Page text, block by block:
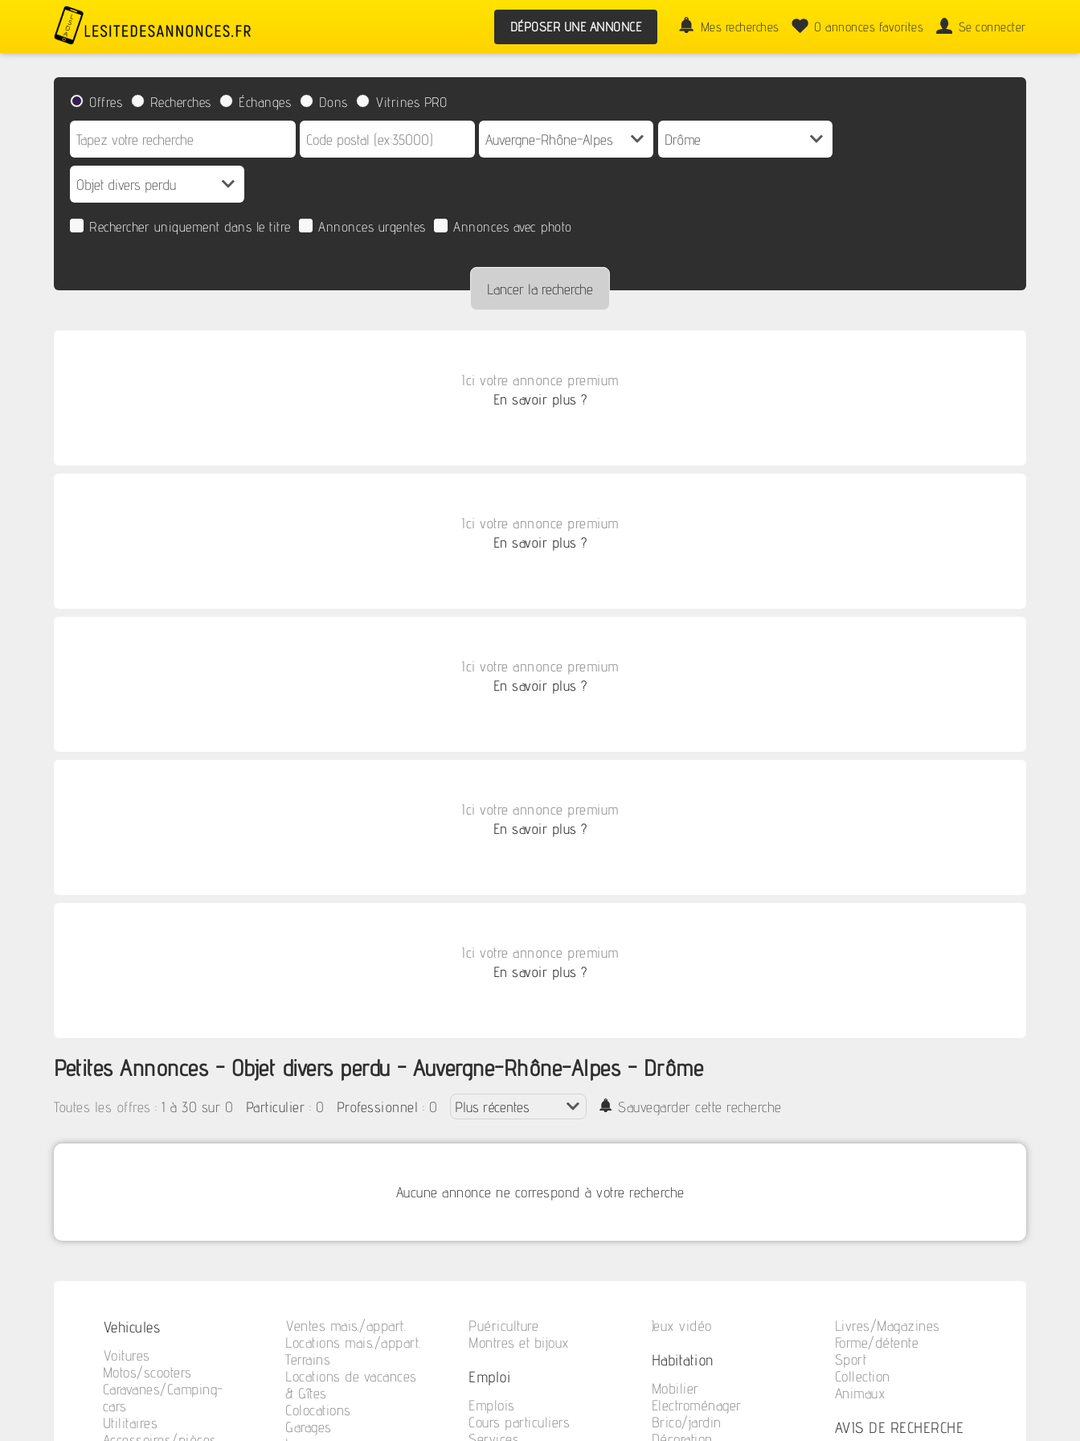
DÉPOSER UNE ANNONCE Mes recherches 0 annonces favorites Se connecter
Offres Recherches Échanges Dons Vitrines PRO
Rechercher uniquement dans le titre Annonces urgentes Annonces avec photo
Ici votre annonce premium
En savoir plus ?
Ici votre annonce premium
En savoir plus ?
Ici votre annonce premium
En savoir plus ?
Ici votre annonce premium
En savoir plus ?
Ici votre annonce premium
En savoir plus ?
Petites Annonces - Objet divers perdu - Auvergne-Rhône-Alpes - Drôme
Toutes les offres :1 à 30 sur 0 Particulier : 0 Professionnel : 0 Sauvegarder cette recherche
Aucune annonce ne correspond à votre recherche
Vehicules
Voitures
Motos/scooters
Caravanes/Camping-
cars
Utilitaires
Ventes mais./appart.
Locations mais./appart.
Terrains
Locations de vacances
& Gîtes
Colocations
Garages
Puériculture
Montres et bijoux
Emploi
Emplois
Cours particuliers
Jeux vidéo
Habitation
Mobilier
Electroménager
Brico/jardin
Livres/Magazines
Forme/détente
Sport
Collection
Animaux
AVIS DE RECHERCHE